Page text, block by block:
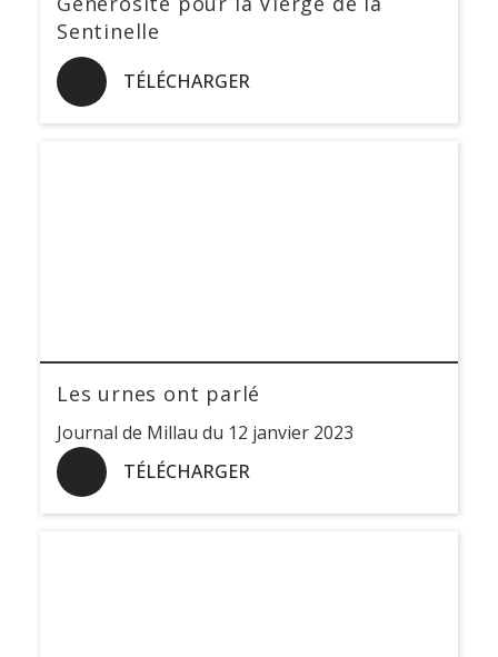
Sentinelle
TÉLÉCHARGER
Les urnes ont parlé
Journal de Millau du 12 janvier 2023
TÉLÉCHARGER